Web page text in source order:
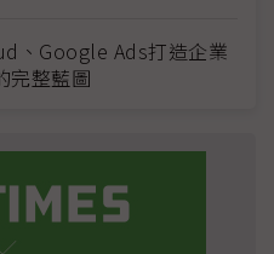
、Google Ads打造企業
完整藍圖